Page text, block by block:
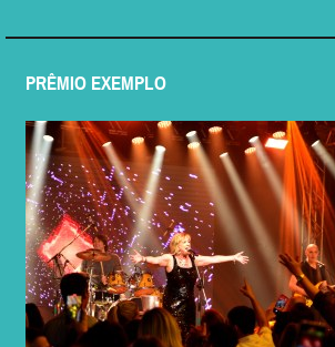
PRÊMIO EXEMPLO